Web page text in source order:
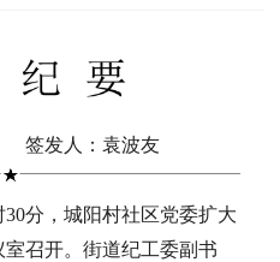
签发人：袁波友
30分，城阳村社区党委扩大
召开。街道纪工委副书